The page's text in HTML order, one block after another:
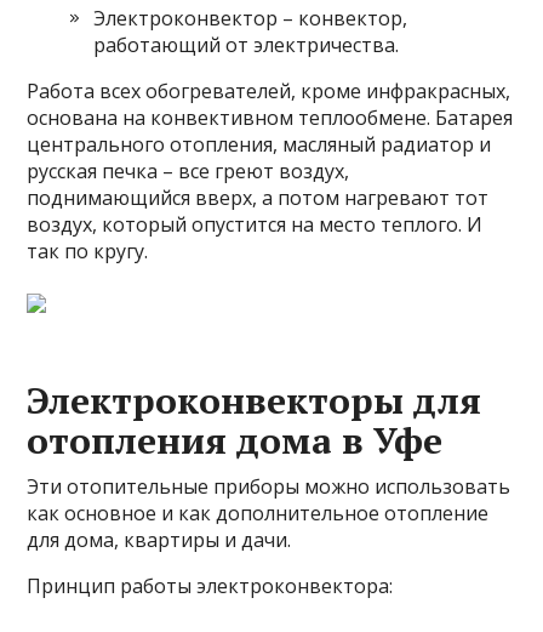
Электроконвектор – конвектор,
работающий от электричества.
Работа всех обогревателей, кроме инфракрасных,
основана на конвективном теплообмене. Батарея
центрального отопления, масляный радиатор и
русская печка – все греют воздух,
поднимающийся вверх, а потом нагревают тот
воздух, который опустится на место теплого. И
так по кругу.
Электроконвекторы для
отопления дома в Уфе
Эти отопительные приборы можно использовать
как основное и как дополнительное отопление
для дома, квартиры и дачи.
Принцип работы электроконвектора: